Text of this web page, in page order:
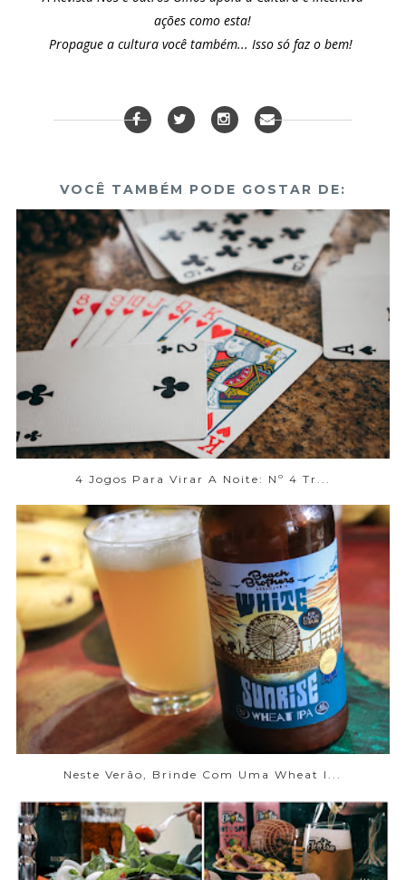
ações como esta!
Propague a cultura você também... Isso só faz o bem!
VOCÊ TAMBÉM PODE GOSTAR DE:
4 Jogos Para Virar A Noite: Nº 4 Tr...
Neste Verão, Brinde Com Uma Wheat I...